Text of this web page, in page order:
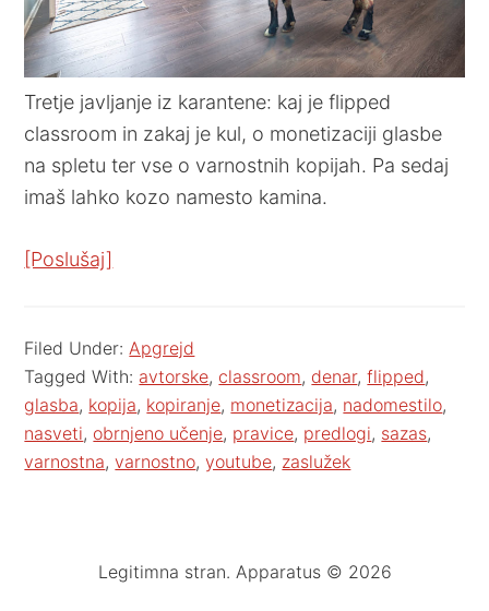
Tretje javljanje iz karantene: kaj je flipped
classroom in zakaj je kul, o monetizaciji glasbe
na spletu ter vse o varnostnih kopijah. Pa sedaj
imaš lahko kozo namesto kamina.
[Poslušaj]
Filed Under: Apgrejd
Tagged With: avtorske, classroom, denar,flipped,
glasba, kopija, kopiranje, monetizacija, nadomestilo,
nasveti, obrnjeno učenje, pravice, predlogi, sazas,
varnostna,varnostno,youtube, zaslužek
Legitimna stran. Apparatus © 2026